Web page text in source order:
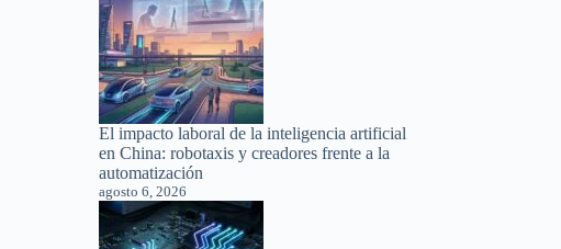
El impacto laboral de la inteligencia artificial
en China: robotaxis y creadores frente a la
automatización
agosto 6, 2026